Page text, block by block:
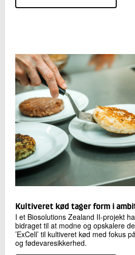
Kultiveret kød tager form i
I et Biosolutions Zealand II-projekt
bidraget til at modne og opskalere
’ExCell’ til kultiveret kød med fokus
og fødevaresikkerhed.